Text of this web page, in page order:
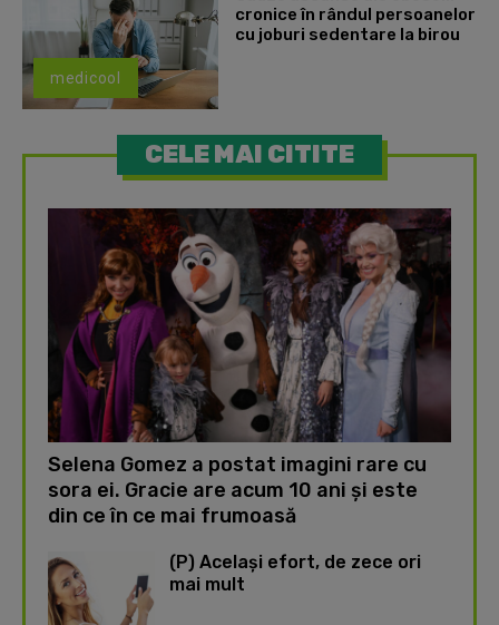
medicool
cronice în rândul persoanelor
cu joburi sedentare la birou
CELE MAI CITITE
Selena Gomez a postat imagini rare cu
sora ei. Gracie are acum 10 ani și este
din ce în ce mai frumoasă
(P) Același efort, de zece ori
mai mult